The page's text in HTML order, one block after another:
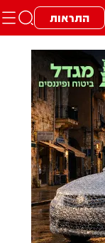
התראות